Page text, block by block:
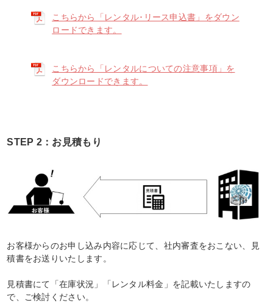
こちらから「レンタル･リース申込書」をダウン
ロードできます。
こちらから「レンタルについての注意事項」を
ダウンロードできます。
STEP 2：お見積もり
お客様からのお申し込み内容に応じて、社内審査をおこない、見
積書をお送りいたします。
見積書にて「在庫状況」「レンタル料金」を記載いたしますの
で、ご検討ください。